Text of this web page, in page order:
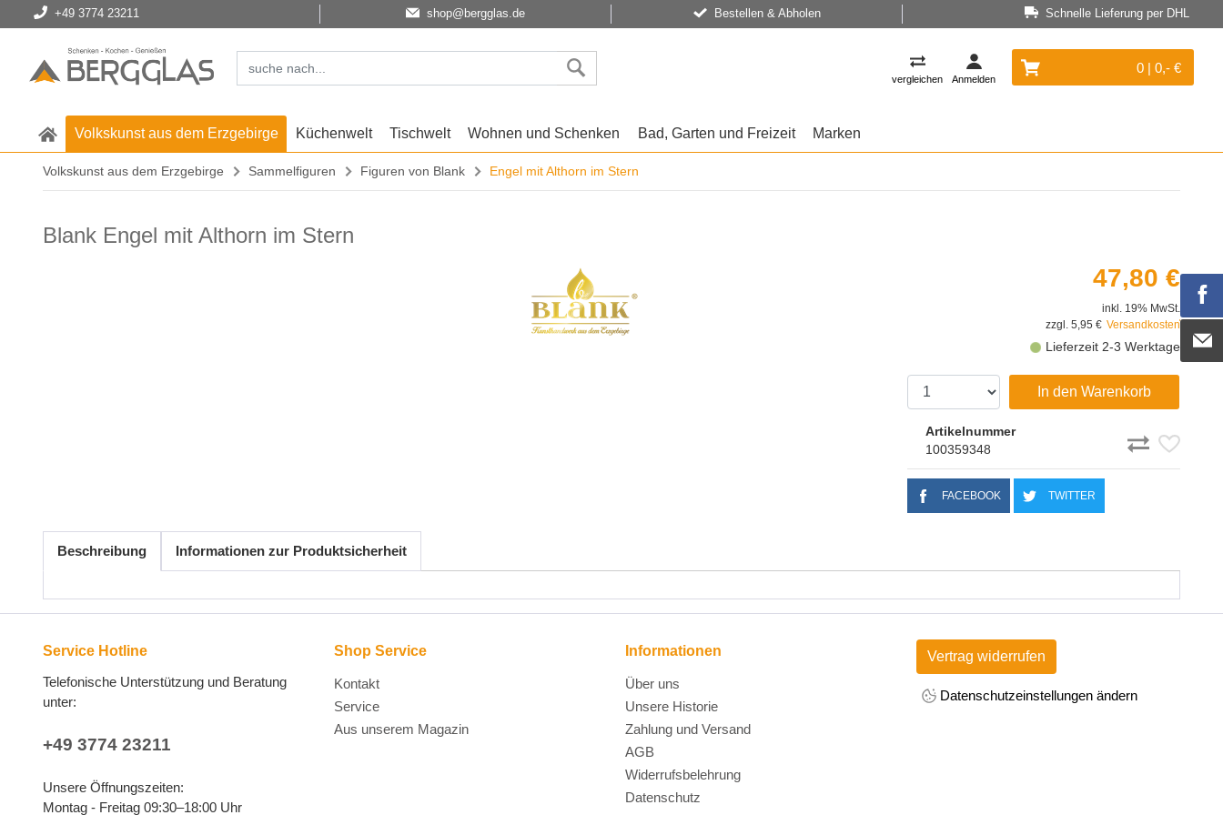
+49 3774 23211 shop@bergglas.de Bestellen & Abholen Schnelle Lieferung per DHL
vergleichen Anmelden
0 | 0,- €
Volkskunst aus dem Erzgebirge Küchenwelt Tischwelt Wohnen und Schenken Bad, Garten und Freizeit Marken
Volkskunst aus dem Erzgebirge Sammelfiguren Figuren von Blank Engel mit Althorn im Stern
Blank Engel mit Althorn im Stern
47,80 €
inkl. 19% MwSt.
zzgl. 5,95 € Versandkosten
Lieferzeit 2-3 Werktage
In den Warenkorb
Artikelnummer
100359348
FACEBOOK TWITTER
Beschreibung Informationen zur Produktsicherheit
Service Hotline
Telefonische Unterstützung und Beratung
unter:
+49 3774 23211
Unsere Öffnungszeiten:
Montag - Freitag 09:30–18:00 Uhr
Shop Service
Kontakt
Service
Aus unserem Magazin
Informationen
Über uns
Unsere Historie
Zahlung und Versand
AGB
Widerrufsbelehrung
Datenschutz
Vertrag widerrufen
Datenschutzeinstellungen ändern